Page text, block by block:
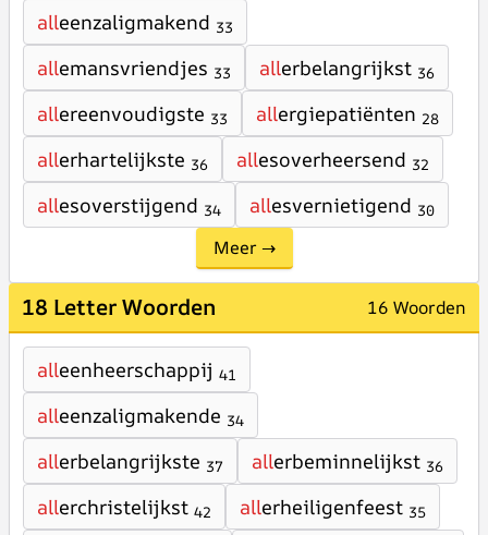
alleenzaligmakend 33
allemansvriendjes 33 allerbelangrijkst 36
allereenvoudigste 33 allergiepatiënten 28
allerhartelijkste 36 allesoverheersend 32
allesoverstijgend 34 allesvernietigend 30
Meer →
18 Letter Woorden 16 Woorden
alleenheerschappij 41
alleenzaligmakende 34
allerbelangrijkste 37 allerbeminnelijkst 36
allerchristelijkst 42 allerheiligenfeest 35